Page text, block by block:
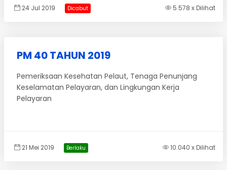
24 Jul 2019 Dicabut 5.578 x Dilihat
PM 40 TAHUN 2019
Pemeriksaan Kesehatan Pelaut, Tenaga Penunjang
Keselamatan Pelayaran, dan Lingkungan Kerja
Pelayaran
21 Mei 2019 Berlaku 10.040 x Dilihat